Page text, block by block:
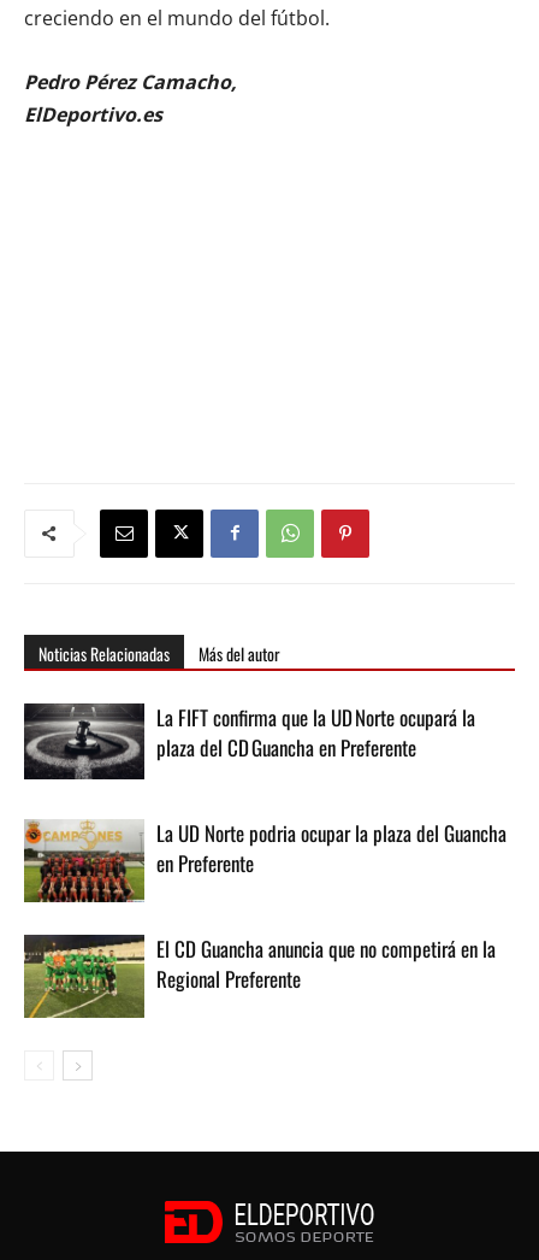
creciendo en el mundo del fútbol.
Pedro Pérez Camacho,
ElDeportivo.es
Noticias Relacionadas Más del autor
La FIFT confirma que la UD Norte ocupará la
plaza del CD Guancha en Preferente
La UD Norte podria ocupar la plaza del Guancha
en Preferente
El CD Guancha anuncia que no competirá en la
Regional Preferente